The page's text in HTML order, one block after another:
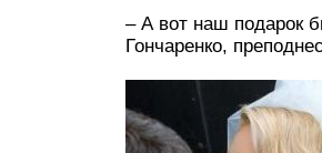
– А вот наш подарок
Гончаренко,